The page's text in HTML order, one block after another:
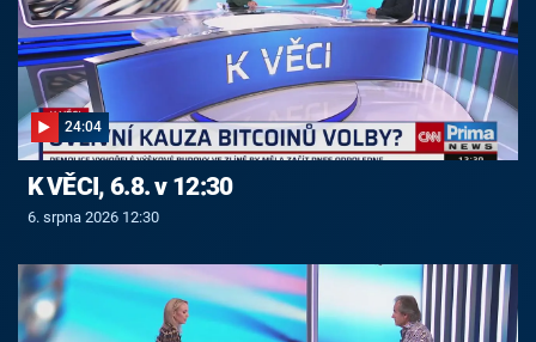
24:04
K VĚCI, 6.8. v 12:30
6. srpna 2026 12:30